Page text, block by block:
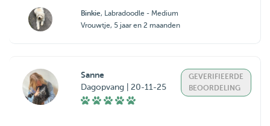
Binkie, Labradoodle - Medium
Vrouwtje, 5 jaar en 2 maanden
Sanne
Dagopvang | 20-11-25
GEVERIFIEERDE
BEOORDELING